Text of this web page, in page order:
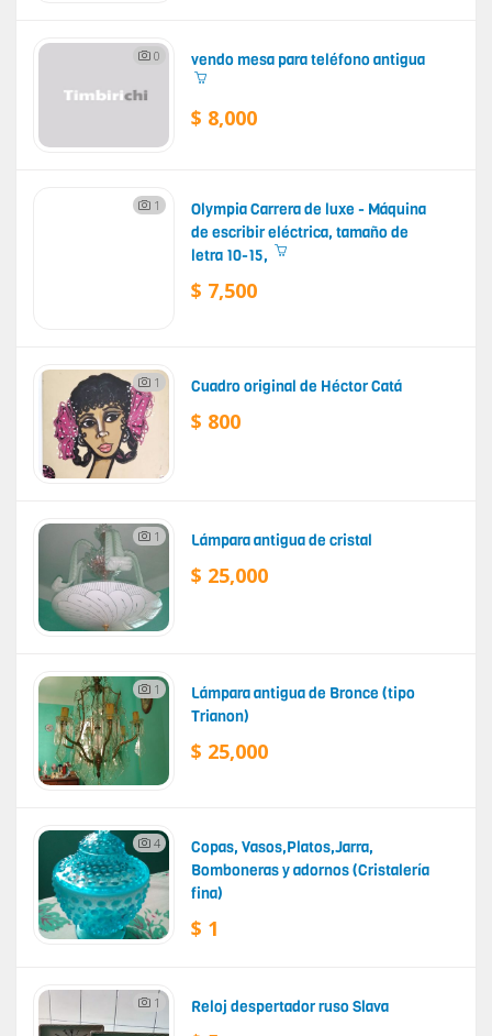
0 vendo mesa para teléfono antigua
$ 8,000
1
Olympia Carrera de luxe - Máquina
de escribir eléctrica, tamaño de
letra 10-15,
$ 7,500
1 Cuadro original de Héctor Catá
$ 800
1 Lámpara antigua de cristal
$ 25,000
1
Lámpara antigua de Bronce (tipo
Trianon)
$ 25,000
4
Copas, Vasos,Platos,Jarra,
Bomboneras y adornos (Cristalería
fina)
$ 1
1 Reloj despertador ruso Slava